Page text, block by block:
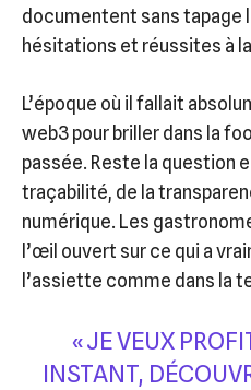
documentent sans tapage
hésitations et réussites à
L’époque où il fallait
web3 pour briller dans la
passée. Reste la question
traçabilité, de la
numérique. Les
l’œil ouvert sur ce qui a
l’assiette comme dans la
« JE VEUX
INSTANT,